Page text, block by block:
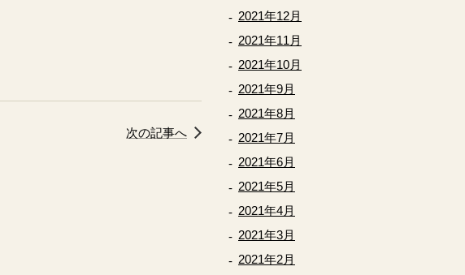
次の記事へ
2021年12月
2021年11月
2021年10月
2021年9月
2021年8月
2021年7月
2021年6月
2021年5月
2021年4月
2021年3月
2021年2月